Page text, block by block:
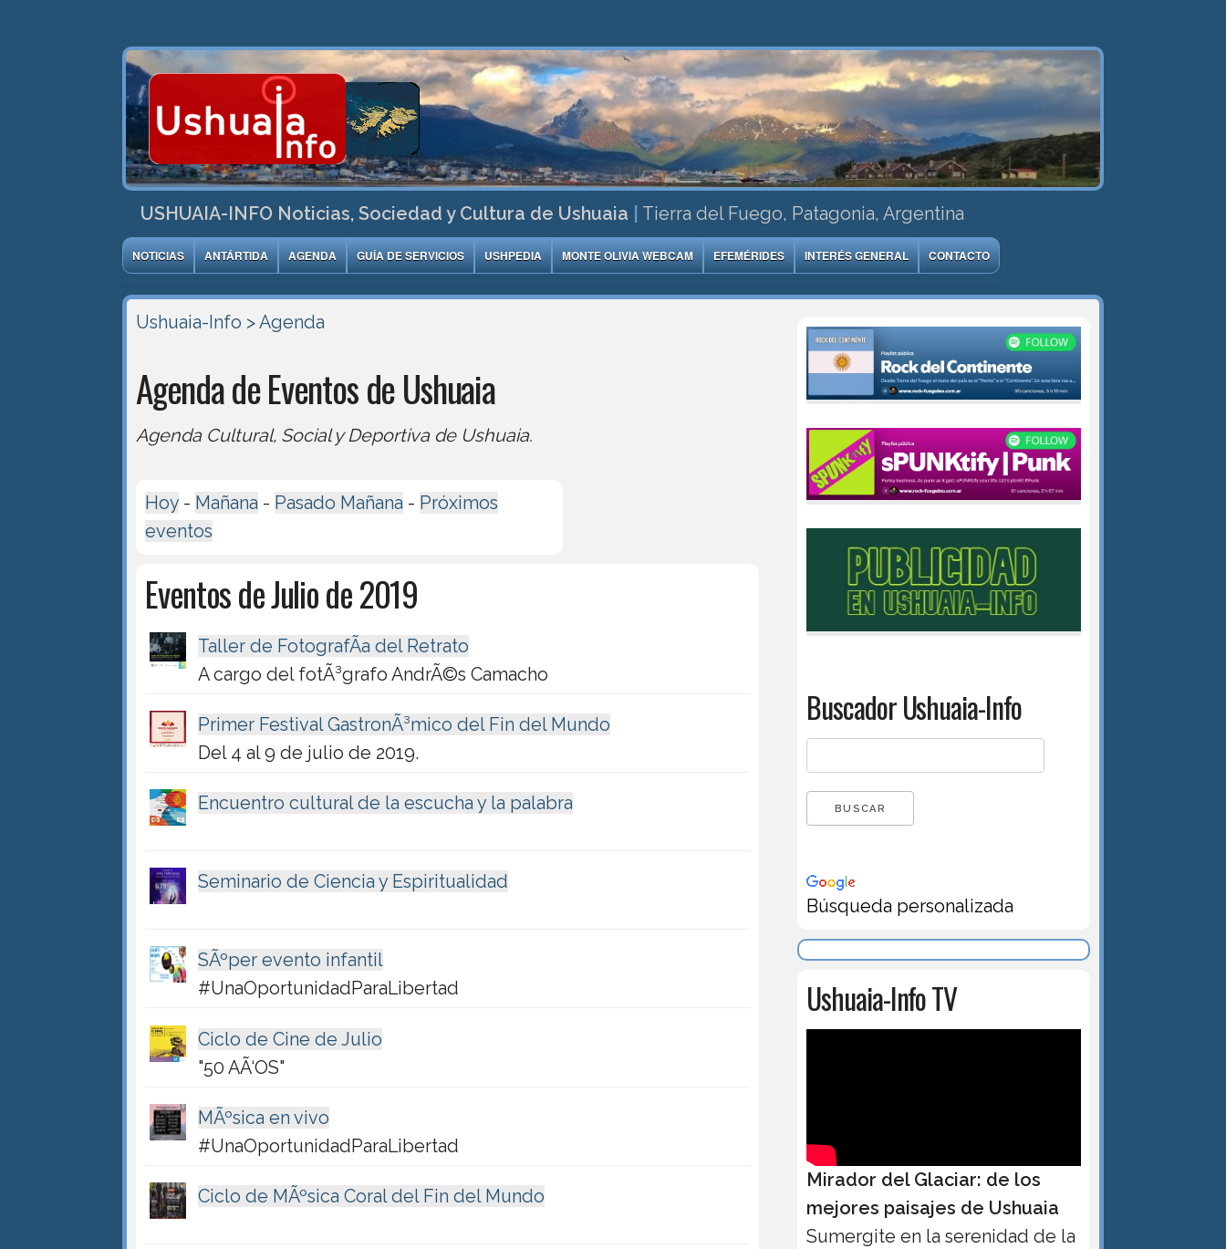
USHUAIA-INFO Noticias, Sociedad y Cultura de Ushuaia Tierra del Fuego, Patagonia, Argentina
NOTICIAS ANTÁRTIDA AGENDA GUÍA DE SERVICIOS USHPEDIA MONTE OLIVIA WEBCAM EFEMÉRIDES INTERÉS GENERAL CONTACTO
Ushuaia-Info > Agenda
Agenda de Eventos de Ushuaia
Agenda Cultural, Social y Deportiva de Ushuaia.
Hoy - Mañana - Pasado Mañana - Próximos
eventos
Eventos de Julio de 2019
Taller de FotografÃ­a del Retrato
A cargo del fotÃ³grafo AndrÃ©s Camacho
Primer Festival GastronÃ³mico del Fin del Mundo
Del 4 al 9 de julio de 2019.
Encuentro cultural de la escucha y la palabra
Seminario de Ciencia y Espiritualidad
SÃºper evento infantil
#UnaOportunidadParaLibertad
Ciclo de Cine de Julio
"50 AÃ‘OS"
MÃºsica en vivo
#UnaOportunidadParaLibertad
Ciclo de MÃºsica Coral del Fin del Mundo
Buscador Ushuaia-Info
Búsqueda personalizada
Ushuaia-Info TV
Mirador del Glaciar: de los
mejores paisajes de Ushuaia
Sumergite en la serenidad de la